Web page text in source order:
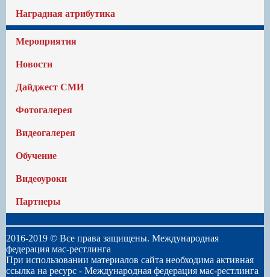
Наградная атрибутика
Мероприятия
Новости
Дайджест СМИ
Фотогалерея
Видеогалерея
Обучение
Видеоуроки
Партнеры
2016-2019 © Все права защищены. Международная
федерация мас-рестлинга
При использовании материалов сайта необходима активная
ссылка на ресурс - Международная федерация мас-рестлинга